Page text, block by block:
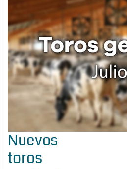
Nuevos
toros